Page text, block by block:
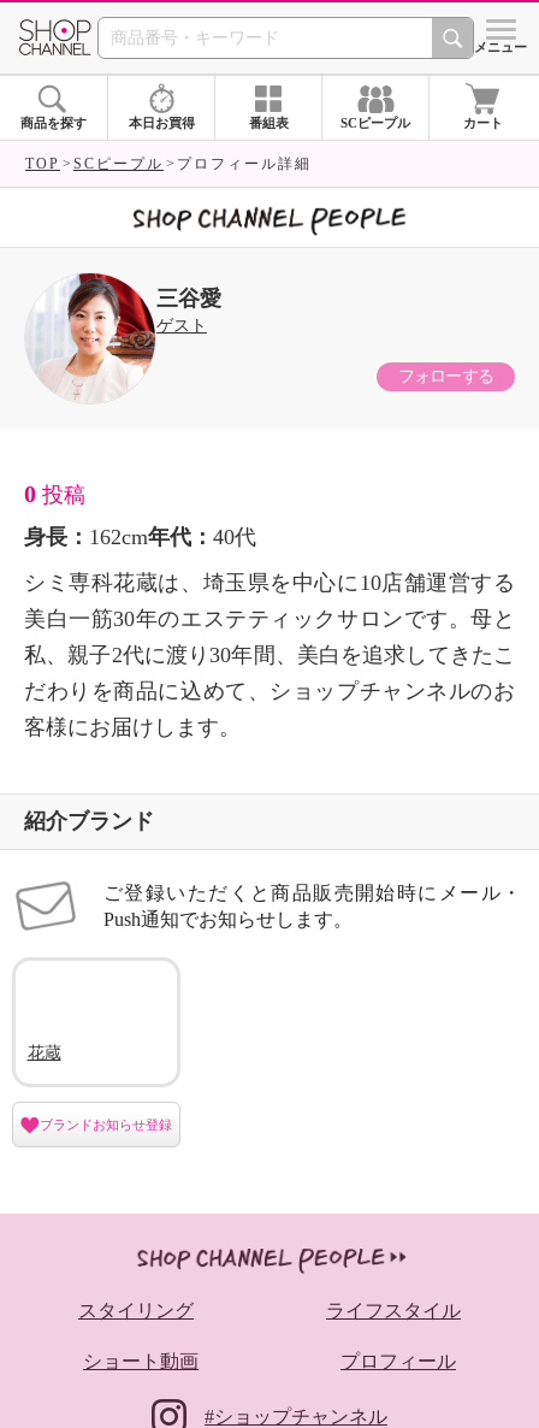
SHOP CHANNEL シメニュー
商品を探す 本日お買得 番組表 SCピープル カート
TOP SCピープル プロフィール詳細
三谷愛
ゲスト
フォローする
0 投稿
身長： 162cm年代： 40代
シミ専科花蔵は、埼玉県を中心に10店舗運営する
美白一筋30年のエステティックサロンです。母と
私、親子2代に渡り30年間、美白を追求してきたこ
だわりを商品に込めて、ショップチャンネルのお
客様にお届けします。
紹介ブランド
ご登録いただくと商品販売開始時にメール・
Push通知でお知らせします。
花蔵
ブランドお知らせ登録
スタイリング ライフスタイル
ショート動画 プロフィール
#ショップチャンネル